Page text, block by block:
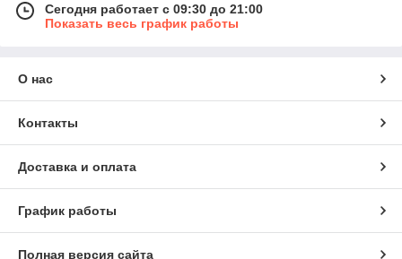
Сегодня работает с 09:30 до 21:00
Показать весь график работы
О нас
Контакты
Доставка и оплата
График работы
Полная версия сайта